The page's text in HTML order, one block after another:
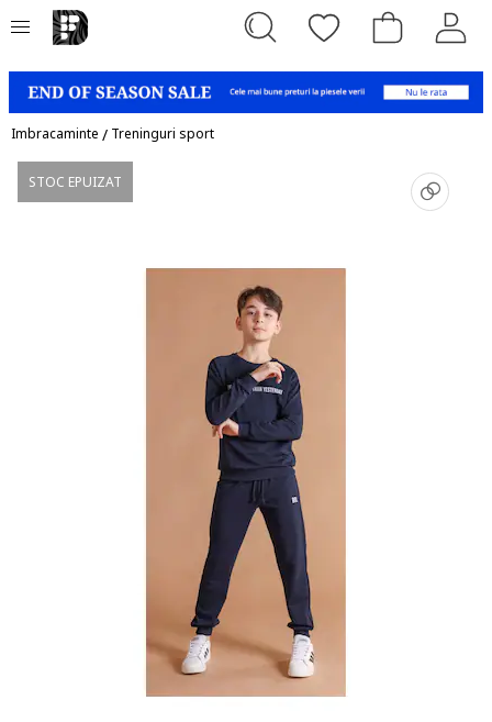
Imbracaminte / Treninguri sport
STOC EPUIZAT